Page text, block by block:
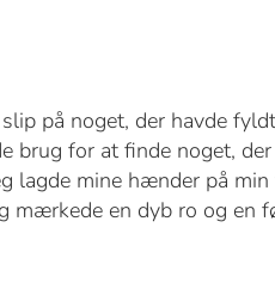
på noget, der havde
brug for at finde noget,
lagde mine hænder på
mærkede en dyb ro og en